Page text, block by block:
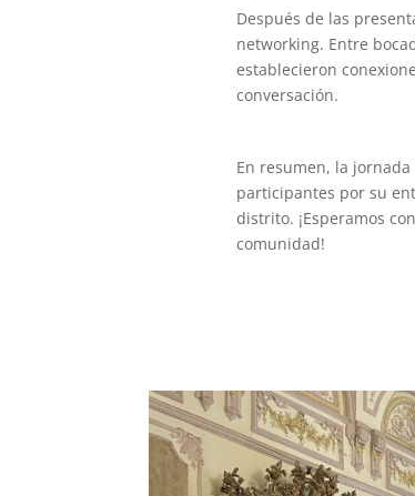
Después de las
networking. Entre
establecieron
conversación.
En resumen, la
participantes por su
distrito. ¡Esperamos
comunidad!